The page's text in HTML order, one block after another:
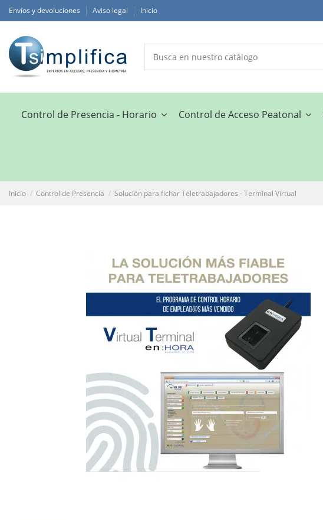
Envíos y devoluciones Aviso legal Inicio
Control de Presencia - Horario Control de Acceso Peatonal
Inicio Control de Presencia Solución para fichar Teletrabajadores - Terminal Virtual